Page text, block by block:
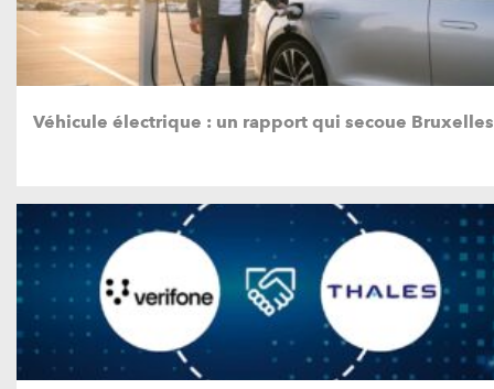
Véhicule électrique : un rapport qui secoue